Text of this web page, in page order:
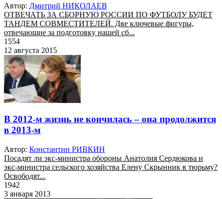
Автор: Дмитрий НИКОЛАЕВ
ОТВЕЧАТЬ ЗА СБОРНУЮ РОССИИ ПО ФУТБОЛУ БУДЕТ
ТАНДЕМ СОВМЕСТИТЕЛЕЙ. Две ключевые фигуры,
отвечающие за подготовку нашей сб...
1554
12 августа 2015
В 2012-м жизнь не кончилась – она продолжится
в 2013-м
Автор: Константин РИВКИН
Посадят ли экс-министра обороны Анатолия Сердюкова и
экс-министра сельского хозяйства Елену Скрынник в тюрьму?
Освободят...
1942
3 января 2013